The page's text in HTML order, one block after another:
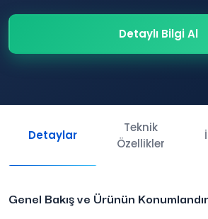
Detaylı Bilgi Al
Detaylar
Teknik
Özellikler
Genel Bakış ve Ürünün